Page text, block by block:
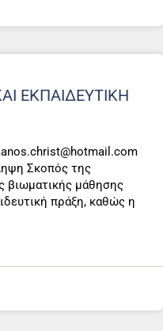
ΕΚΠΑΙΔΕΥΤΙΚΗ
Σκοπός της
βιωματικής μάθησης
πράξη, καθώς η